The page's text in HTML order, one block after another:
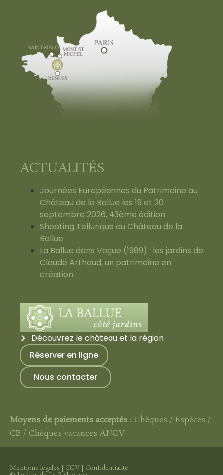
ACTUALITÉS
Journées Européennes du Patrimoine au
Château de la Ballue les 19 et 20
septembre 2026, 43ème édition
Shooting Tellurique au Château de la
Ballue
La Ballue dans Vogue (1989) : les jardins de
Claude Arthaud, un patrimoine en
création
Découvrez le château et la région
Réserver en ligne
Nous contacter
Moyens de paiements acceptés : Chèques / Espèces /
CB / Chèques vacances ANCV
Mentions légales CGV
Confidentialité